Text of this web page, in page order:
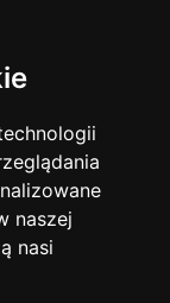
naszej
nasi
14840
7753